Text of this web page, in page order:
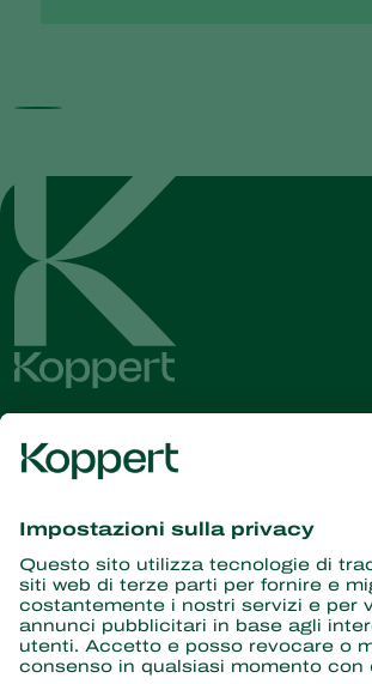
Ricevi le ultime novità e
informazioni
Iscriviti qui
Partner con la natura